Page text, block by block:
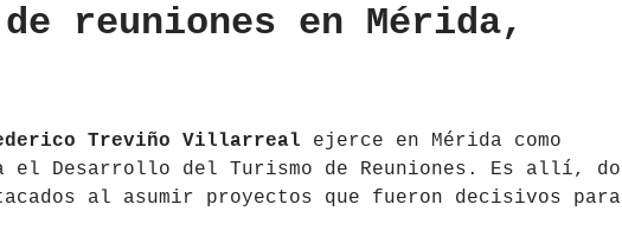
reuniones en Mérida,
Treviño Villarreal ejerce en Mérida como
el Desarrollo del Turismo de Reuniones. Es allí,
al asumir proyectos que fueron decisivos